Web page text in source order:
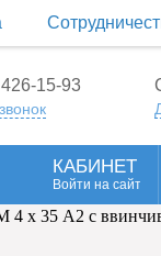
15-93
КАБИНЕТ
Войти на сайт